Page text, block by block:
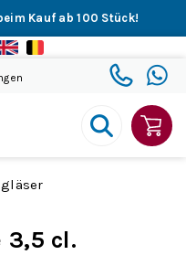
Kauf ab 100 Stück!
3,5 cl.